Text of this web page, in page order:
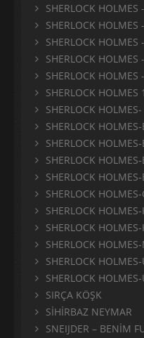
SHERLOCK HOLMES
SHERLOCK HOLMES
SHERLOCK HOLMES
SHERLOCK
SHERLOCK HOLMES
SHERLOCK HOLMES
SHERLOCK
SHERLOCK
SHERLOCK
SHERLOCK
SHERLOCK
SHERLOCK
SHERLOCK
SHERLOCK
SHERLOCK
SHERLOCK
SHERLOCK
SIRÇA KÖŞK
SİHİRBAZ NEYMAR
SNEIJDER – BENİM